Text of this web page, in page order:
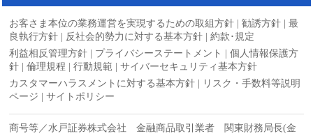
お客さま本位の業務運営を実現するための取組方針 | 勧誘方針 | 最
良執行方針 | 反社会的勢力に対する基本方針 | 約款･規定
利益相反管理方針 | プライバシーステートメント | 個人情報保護方
針 | 倫理規程 | 行動規範 | サイバーセキュリティ基本方針
カスタマーハラスメントに対する基本方針 | リスク・手数料等説明
ページ | サイトポリシー
商号等／水戸証券株式会社 金融商品取引業者 関東財務局長(金